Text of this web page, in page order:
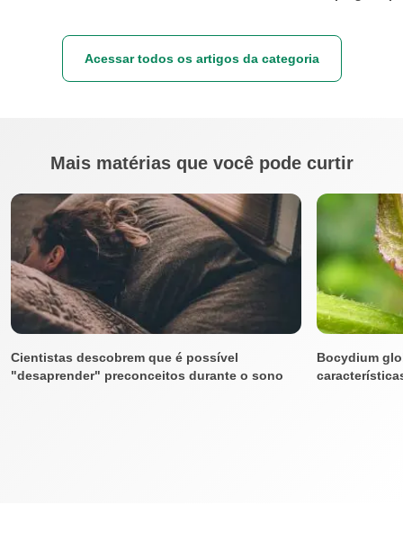
Acessar todos os artigos da categoria
Mais matérias que você pode curtir
Cientistas descobrem que é possível
"desaprender" preconceitos durante o sono
Bocydium